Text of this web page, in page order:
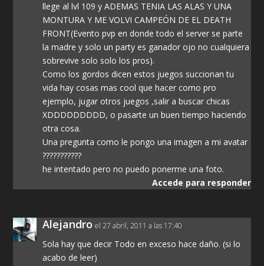
llege al lvl 109 y ADEMAS TENIA LAS ALAS Y UNA
MONTURA Y ME VOLVI CAMPEÓN DE EL DEATH
FRONT(Evento pvp en donde todo el server se parte
la madre y solo un party es ganador ojo no cualquiera
sobrevive solo solo los pros).
Como los gordos dicen estos juegos succionan tu
vida hay cosas mas cool que hacer como pro
ejemplo, jugar otros juegos ,salir a buscar chicas
XDDDDDDDDD, o pasarte un buen tiempo haciendo
otra cosa.
Una pregunta como le pongo una imagen a mi avatar
???????????
he intentado pero no puedo ponerme una foto.
Accede para responder
Alejandro el 27 abril, 2011 a las 17:40
Sola hay que decir Todo en exceso hace daño. (si lo
acabo de leer)